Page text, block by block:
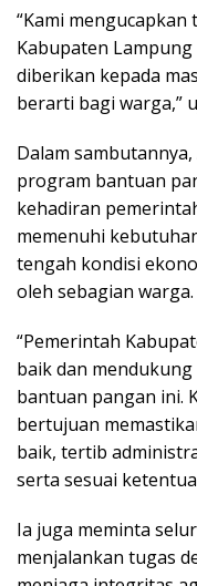
“Kami
Kabupaten
diberikan kepada
berarti bagi warga,”
Dalam
program bantuan
kehadiran
memenuhi
tengah kondisi
oleh sebagian warga.
“Pemerintah
baik dan
bantuan pangan ini.
bertujuan
baik, tertib
serta sesuai
Ia juga meminta
menjalankan tugas